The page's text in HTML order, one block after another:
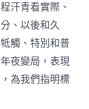
汗青看實際、
、以後和久
觸、特別和普
夜變局，表現
為我們指明標